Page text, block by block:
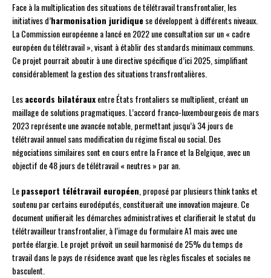
Face à la multiplication des situations de télétravail transfrontalier, les
initiatives d’harmonisation juridiquese développent à différents niveaux.
La Commission européenne a lancé en 2022 une consultation sur un « cadre
européen du télétravail », visant à établir des standards minimaux communs.
Ce projet pourrait aboutir à une directive spécifique d’ici 2025, simplifiant
considérablement la gestion des situations transfrontalières.
Lesaccords bilatérauxentre États frontaliers se multiplient, créant un
maillage de solutions pragmatiques. L’accord franco-luxembourgeois de mars
2023 représente une avancée notable, permettant jusqu’à 34 jours de
télétravail annuel sans modification du régime fiscal ou social. Des
négociations similaires sont en cours entre la France et la Belgique, avec un
objectif de 48 jours de télétravail « neutres » par an.
Lepasseport télétravail européen, proposé par plusieurs think tanks et
soutenu par certains eurodéputés, constituerait une innovation majeure. Ce
document unifierait les démarches administratives et clarifierait le statut du
télétravailleur transfrontalier, à l’image du formulaire A1 mais avec une
portée élargie. Le projet prévoit un seuil harmonisé de 25% du temps de
travail dans le pays de résidence avant que les règles fiscales et sociales ne
basculent.